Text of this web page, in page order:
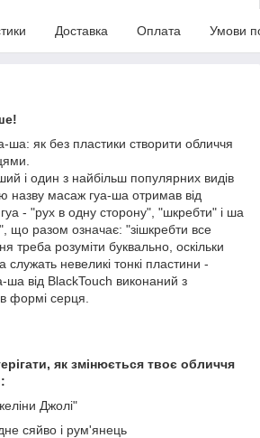
Доставка Оплата Умови
ша: як без пластики створити обличчя
і один з найбільш популярних видів
назву масаж гуа-ша отримав від
- "рух в одну сторону", "шкребти" і ша
що разом означає: "зішкребти все
треба розуміти буквально, оскільки
служать невеликі тонкі пластини -
ша від BlackTouch виконаний з
формі серця.
як змінюється твоє обличчя
Джолі"
сяйво і рум'янець